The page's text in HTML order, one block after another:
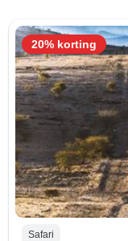
Safari
20% korting